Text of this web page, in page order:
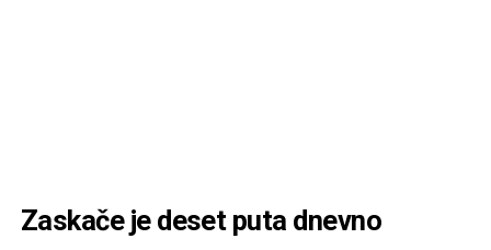
Zaskače je deset puta dnevno